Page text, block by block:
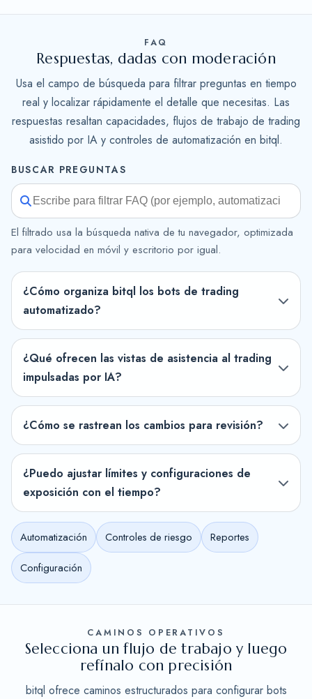
FAQ
Respuestas, dadas con moderación
Usa el campo de búsqueda para filtrar preguntas en tiempo
real y localizar rápidamente el detalle que necesitas. Las
respuestas resaltan capacidades, flujos de trabajo de trading
asistido por IA y controles de automatización en bitql.
BUSCAR PREGUNTAS
El filtrado usa la búsqueda nativa de tu navegador, optimizada
para velocidad en móvil y escritorio por igual.
¿Cómo organiza bitql los bots de trading
automatizado?
¿Qué ofrecen las vistas de asistencia al trading
impulsadas por IA?
¿Cómo se rastrean los cambios para revisión?
¿Puedo ajustar límites y configuraciones de
exposición con el tiempo?
Automatización Controles de riesgo
Reportes
Configuración
CAMINOS OPERATIVOS
Selecciona un flujo de trabajo y luego
refínalo con precisión
bitql ofrece caminos estructurados para configurar bots